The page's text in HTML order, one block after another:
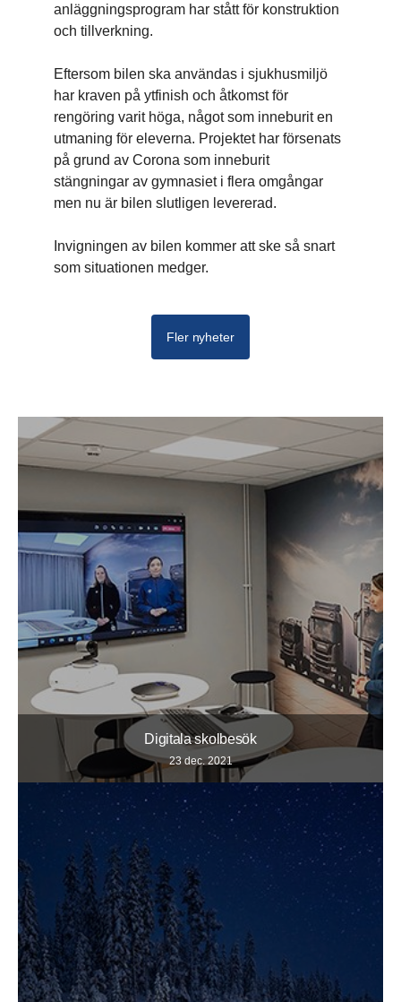
anläggningsprogram har stått för konstruktion
och tillverkning.
Eftersom bilen ska användas i sjukhusmiljö
har kraven på ytfinish och åtkomst för
rengöring varit höga, något som inneburit en
utmaning för eleverna. Projektet har försenats
på grund av Corona som inneburit
stängningar av gymnasiet i flera omgångar
men nu är bilen slutligen levererad.
Invigningen av bilen kommer att ske så snart
som situationen medger.
Fler nyheter
Digitala skolbesök
23 dec. 2021